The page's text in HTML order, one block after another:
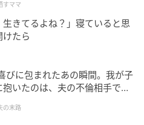
すママ
きてるよね？」寝ていると思
けたら
に包まれたあの瞬間。我が子
いたのは、夫の不倫相手でし
の末路